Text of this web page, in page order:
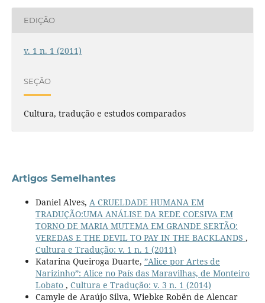
EDIÇÃO
v. 1 n. 1 (2011)
SEÇÃO
Cultura, tradução e estudos comparados
Artigos Semelhantes
Daniel Alves, A CRUELDADE HUMANA EM
TRADUÇÃO:UMA ANÁLISE DA REDE COESIVA EM
TORNO DE MARIA MUTEMA EM GRANDE SERTÃO:
VEREDAS E THE DEVIL TO PAY IN THE BACKLANDS ,
Cultura e Tradução: v. 1 n. 1 (2011)
Katarina Queiroga Duarte, ”Alice por Artes de
Narizinho”: Alice no País das Maravilhas, de Monteiro
Lobato , Cultura e Tradução: v. 3 n. 1 (2014)
Camyle de Araújo Silva, Wiebke Robën de Alencar